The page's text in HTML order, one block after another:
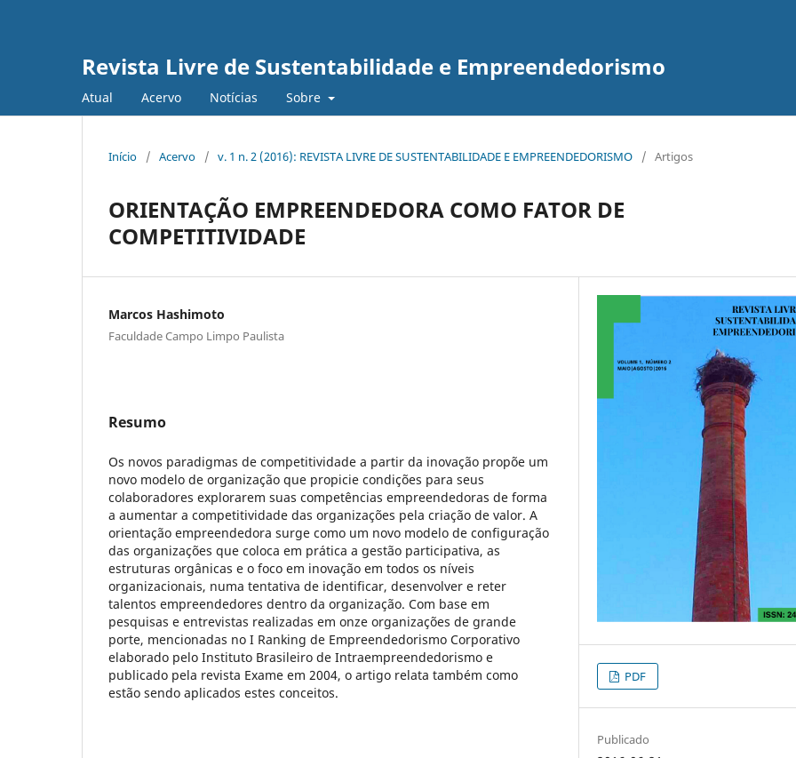
Revista Livre de Sustentabilidade e Empreendedorismo
Atual Acervo Notícias Sobre
Início / Acervo / v. 1 n. 2 (2016): REVISTA LIVRE DE SUSTENTABILIDADE E EMPREENDEDORISMO / Artigos
ORIENTAÇÃO EMPREENDEDORA COMO FATOR DE
COMPETITIVIDADE
Marcos Hashimoto
Faculdade Campo Limpo Paulista
Resumo
Os novos paradigmas de competitividade a partir da inovação propõe um
novo modelo de organização que propicie condições para seus
colaboradores explorarem suas competências empreendedoras de forma
a aumentar a competitividade das organizações pela criação de valor. A
orientação empreendedora surge como um novo modelo de configuração
das organizações que coloca em prática a gestão participativa, as
estruturas orgânicas e o foco em inovação em todos os níveis
organizacionais, numa tentativa de identificar, desenvolver e reter
talentos empreendedores dentro da organização. Com base em
pesquisas e entrevistas realizadas em onze organizações de grande
porte, mencionadas no I Ranking de Empreendedorismo Corporativo
elaborado pelo Instituto Brasileiro de Intraempreendedorismo e
publicado pela revista Exame em 2004, o artigo relata também como
estão sendo aplicados estes conceitos.
PDF
Publicado